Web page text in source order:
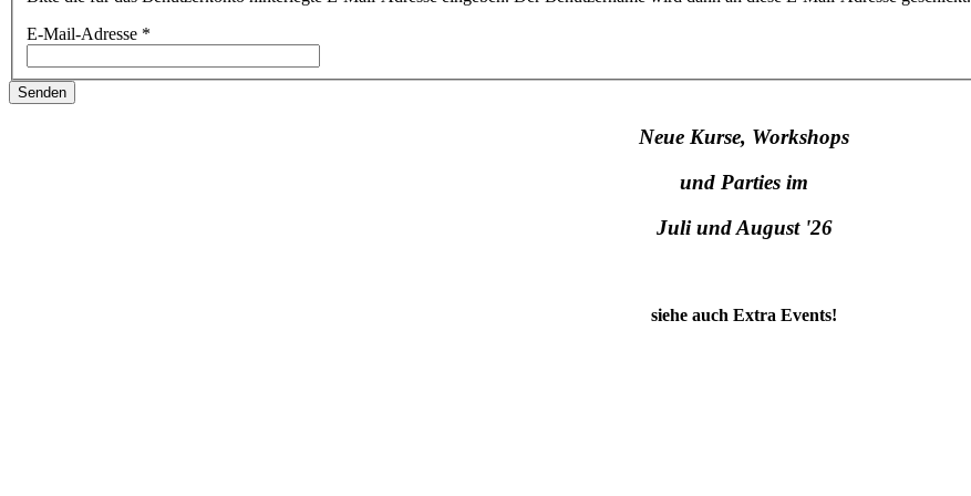
E-Mail-Adresse *
Senden
Neue Kurse, Workshops
und Parties im
Juli und August '26
siehe auch Extra Events!